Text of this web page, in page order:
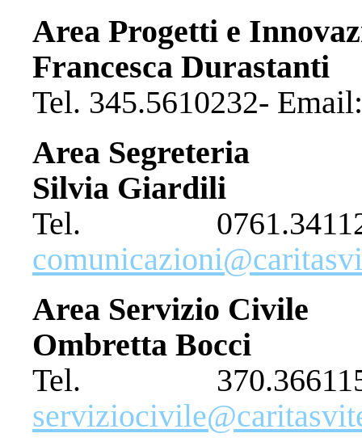
Area Progetti e
Francesca Durastanti
Tel. 345.5610232-
Area Segreteria
Silvia Giardili
Tel.
Area Servizio Civile
Ombretta Bocci
Tel.